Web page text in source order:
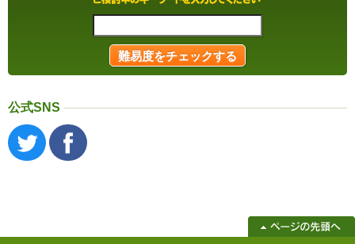
公式SNS